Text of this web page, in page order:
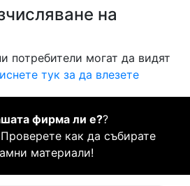
на
потребители могат да видят
тук за да влезете
фирма ли е??
Проверете как да събирате
материали!